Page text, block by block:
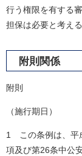
行う権限を有する
担保は必要と考え
附則関係
附則
（施行期日）
1 この条例は、平
項及び第26条中公